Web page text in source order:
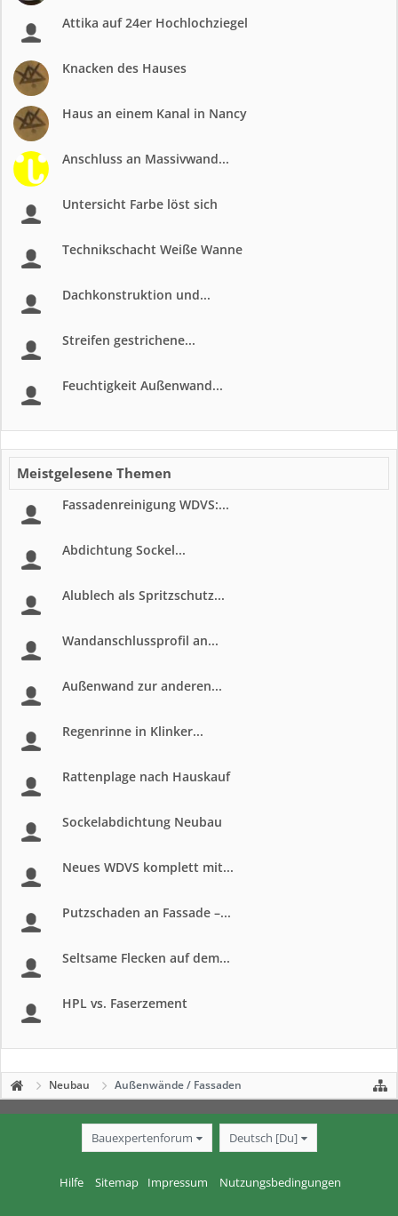
Attika auf 24er Hochlochziegel
Knacken des Hauses
Haus an einem Kanal in Nancy
Anschluss an Massivwand...
Untersicht Farbe löst sich
Technikschacht Weiße Wanne
Dachkonstruktion und...
Streifen gestrichene...
Feuchtigkeit Außenwand...
Meistgelesene Themen
Fassadenreinigung WDVS:...
Abdichtung Sockel...
Alublech als Spritzschutz...
Wandanschlussprofil an...
Außenwand zur anderen...
Regenrinne in Klinker...
Rattenplage nach Hauskauf
Sockelabdichtung Neubau
Neues WDVS komplett mit...
Putzschaden an Fassade –...
Seltsame Flecken auf dem...
HPL vs. Faserzement
Neubau Außenwände / Fassaden
Bauexpertenforum Deutsch [Du]
Hilfe Sitemap Impressum Nutzungsbedingungen